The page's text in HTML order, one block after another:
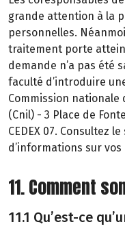
grande attention à la
personnelles.
traitement porte
demande n’a pas été
faculté d’introduire
Commission
(Cnil) - 3 Place de
CEDEX 07. Consultez le
d’informations sur
11. Comment
11.1 Qu’est-ce